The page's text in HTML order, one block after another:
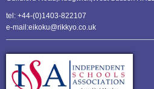
tel: +44-(0)1403-822107
e-mail:eikoku@rikkyo.co.uk